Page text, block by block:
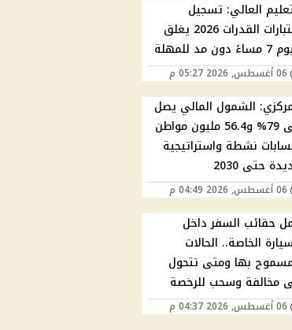
العالي: تسجيل
اختبارات القدرات 2026 يغلق
مد للمهلة
06 أغسطس, 2026 05:27 م
الشمول المالي يصل
إلى 79% و56.4 مليون مواطن
نشطة واستراتيجية
حتى 2030
06 أغسطس, 2026 04:49 م
حقائب السفر داخل
الخاصة.. الحالات
بها ومتى تتحول
مخالفة وسحب للرخصة
06 أغسطس, 2026 04:37 م